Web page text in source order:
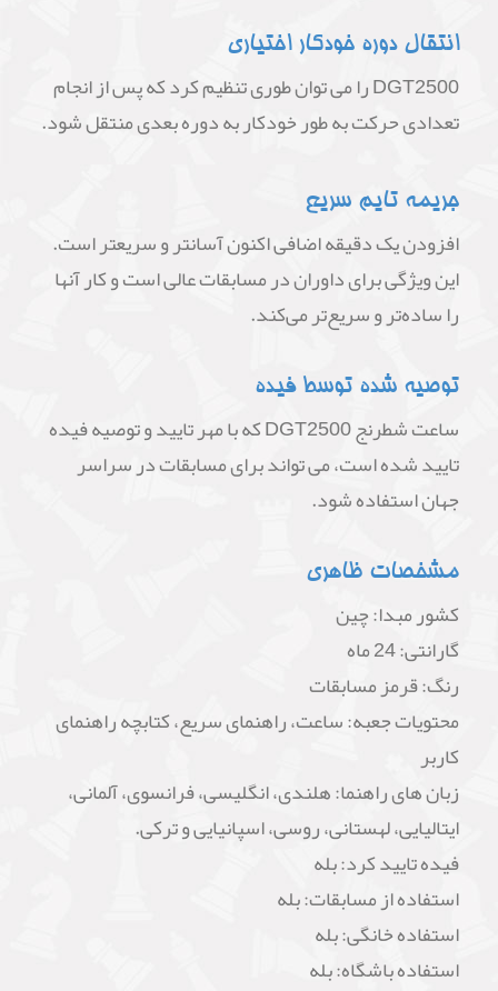
انتقال دوره خودکار اختیاری
DGT2500 را می توان طوری تنظیم کرد که پس از انجام
تعدادی حرکت به طور خودکار به دوره بعدی منتقل شود.
جریمه تایم سریع
افزودن یک دقیقه اضافی اکنون آسانتر و سریعتر است.
این ویژگی برای داوران در مسابقات عالی است و کار آنها
را ساده‌تر و سریع‌تر می‌کند.
توصیه شده توسط فیده
ساعت شطرنج DGT2500 که با مهر تایید و توصیه فیده
تایید شده است، می تواند برای مسابقات در سراسر
جهان استفاده شود.
مشخصات ظاهری
کشور مبدا: چین
گارانتی: 24 ماه
رنگ: قرمز مسابقات
محتویات جعبه: ساعت، راهنمای سریع، کتابچه راهنمای
کاربر
زبان های راهنما: هلندی، انگلیسی، فرانسوی، آلمانی،
ایتالیایی، لهستانی، روسی، اسپانیایی و ترکی.
فیده تایید کرد: بله
استفاده از مسابقات: بله
استفاده خانگی: بله
استفاده باشگاه: بله